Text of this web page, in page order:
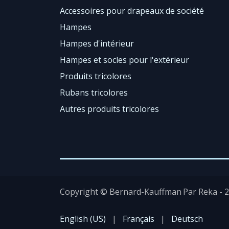
Accessoires pour drapeaux de société
Hampes
Hampes d'intérieur
Hampes et socles pour l'extérieur
Produits tricolores
Rubans tricolores
Autres produits tricolores
Copyright © Bernard-Kauffman Par Reka -
English (US)
| Français | Deutsch